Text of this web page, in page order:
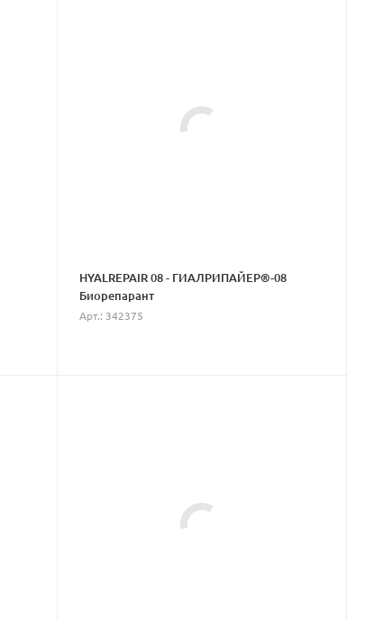
HYALREPAIR 08 - ГИАЛРИПАЙЕР®-08
Биорепарант
Арт.: 342375